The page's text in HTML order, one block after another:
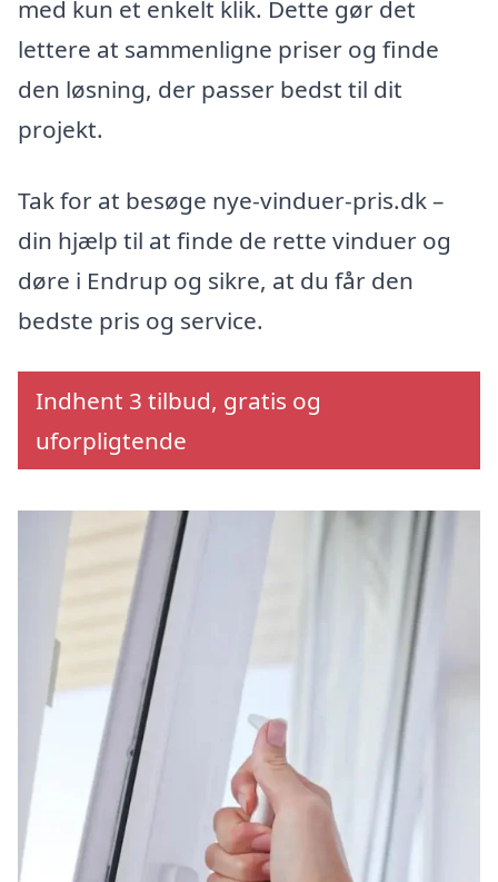
med kun et enkelt klik. Dette gør det
lettere at sammenligne priser og finde
den løsning, der passer bedst til dit
projekt.
Tak for at besøge nye-vinduer-pris.dk –
din hjælp til at finde de rette vinduer og
døre i Endrup og sikre, at du får den
bedste pris og service.
Indhent 3 tilbud, gratis og
uforpligtende